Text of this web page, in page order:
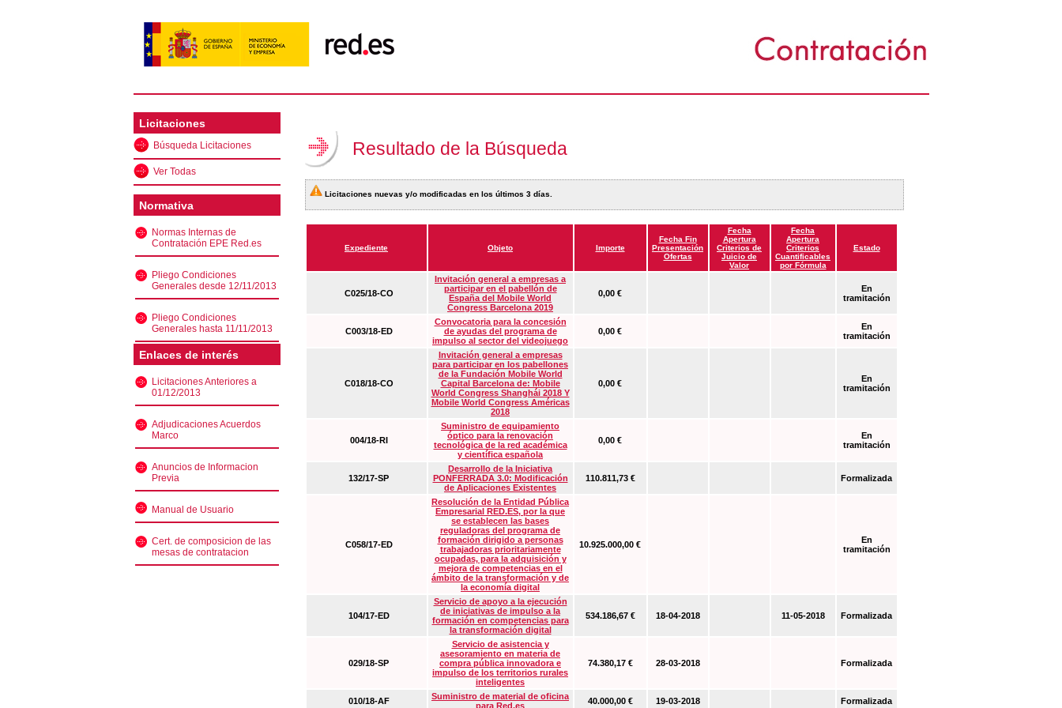
Licitaciones
Búsqueda Licitaciones
Ver Todas
Normativa
Normas Internas de
Contratación EPE Red.es
Pliego Condiciones
Generales desde 12/11/2013
Pliego Condiciones
Generales hasta 11/11/2013
Enlaces de interés
Licitaciones Anteriores a
01/12/2013
Adjudicaciones Acuerdos
Marco
Anuncios de Informacion
Previa
Manual de Usuario
Cert. de composicion de las
mesas de contratacion
Resultado de la Búsqueda
Licitaciones nuevas y/o modificadas en los últimos 3 días.
Expediente Objeto Importe
Fecha Fin
Presentación
Ofertas
Fecha
Apertura
Criterios de
Juicio de
Valor
Fecha
Apertura
Criterios
Cuantificables
por Fórmula
Estado
C025/18-CO
Invitación general a empresas a
participar en el pabellón de
España del Mobile World
Congress Barcelona 2019
0,00 €
En
tramitación
C003/18-ED
Convocatoria para la concesión
de ayudas del programa de
impulso al sector del videojuego
0,00 €
En
tramitación
C018/18-CO
Invitación general a empresas
para participar en los pabellones
de la Fundación Mobile World
Capital Barcelona de: Mobile
World Congress Shanghái 2018 Y
Mobile World Congress Américas
2018
0,00 €
En
tramitación
004/18-RI
Suministro de equipamiento
óptico para la renovación
tecnológica de la red académica
y científica española
0,00 €
En
tramitación
132/17-SP
Desarrollo de la Iniciativa
PONFERRADA 3.0: Modificación
de Aplicaciones Existentes
110.811,73 € Formalizada
C058/17-ED
Resolución de la Entidad Pública
Empresarial RED.ES, por la que
se establecen las bases
reguladoras del programa de
formación dirigido a personas
trabajadoras prioritariamente
ocupadas, para la adquisición y
mejora de competencias en el
ámbito de la transformación y de
la economía digital
10.925.000,00 €
En
tramitación
104/17-ED
Servicio de apoyo a la ejecución
de iniciativas de impulso a la
formación en competencias para
la transformación digital
534.186,67 € 18-04-2018 11-05-2018 Formalizada
029/18-SP
Servicio de asistencia y
asesoramiento en materia de
compra pública innovadora e
impulso de los territorios rurales
inteligentes
74.380,17 € 28-03-2018 Formalizada
010/18-AF
Suministro de material de oficina
para Red.es
40.000,00 € 19-03-2018 Formalizada